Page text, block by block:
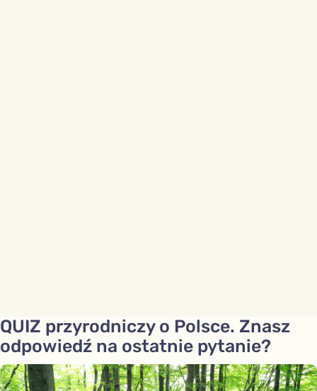
QUIZ przyrodniczy o Polsce. Znasz
odpowiedź na ostatnie pytanie?